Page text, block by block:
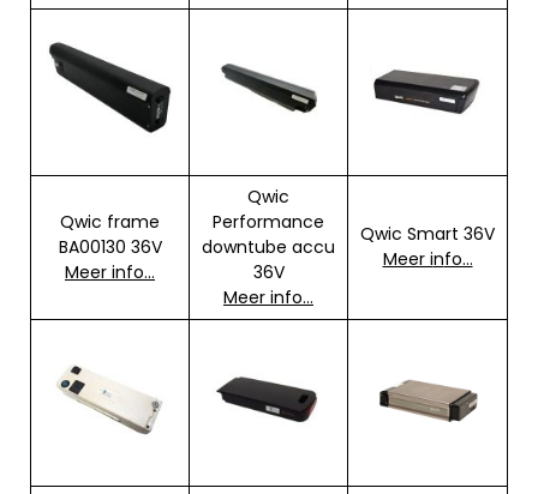
Qwic frame
BA00130 36V
Meer info…
Qwic
Performance
downtube accu
36V
Meer info…
Qwic Smart 36V
Meer info…